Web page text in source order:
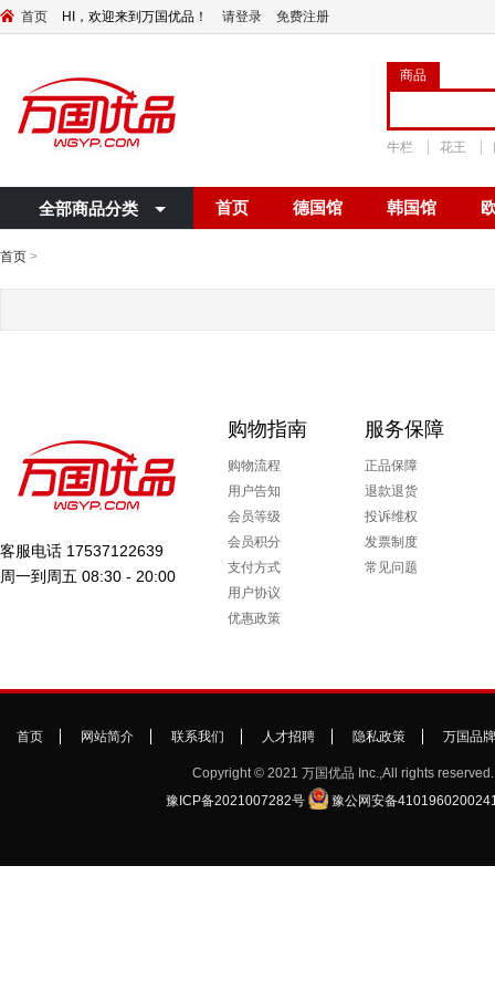
首页 HI，欢迎来到万国优品！ 请登录 免费注册
商品
牛栏 花王
全部商品分类 首页 德国馆 韩国馆
首页 >
客服电话 17537122639
周一到周五 08:30 - 20:00
购物指南
购物流程
用户告知
会员等级
会员积分
支付方式
用户协议
优惠政策
服务保障
正品保障
退款退货
投诉维权
发票制度
常见问题
首页 网站简介 联系我们 人才招聘 隐私政策 万国品牌
Copyright © 2021 万国优品 Inc.,All rights reserved.
豫ICP备2021007282号
豫公网安备